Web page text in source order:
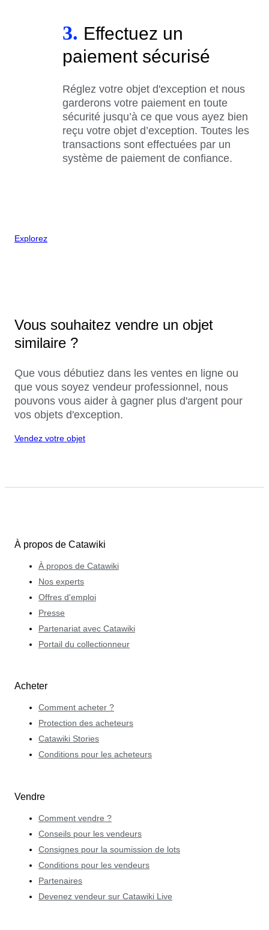
3. Effectuez un
paiement sécurisé
Réglez votre objet d'exception et nous
garderons votre paiement en toute
sécurité jusqu’à ce que vous ayez bien
reçu votre objet d’exception. Toutes les
transactions sont effectuées par un
système de paiement de confiance.
Explorez
Vous souhaitez vendre un objet
similaire ?
Que vous débutiez dans les ventes en ligne ou
que vous soyez vendeur professionnel, nous
pouvons vous aider à gagner plus d'argent pour
vos objets d'exception.
Vendez votre objet
À propos de Catawiki
À propos de Catawiki
Nos experts
Offres d'emploi
Presse
Partenariat avec Catawiki
Portail du collectionneur
Acheter
Comment acheter ?
Protection des acheteurs
Catawiki Stories
Conditions pour les acheteurs
Vendre
Comment vendre ?
Conseils pour les vendeurs
Consignes pour la soumission de lots
Conditions pour les vendeurs
Partenaires
Devenez vendeur sur Catawiki Live